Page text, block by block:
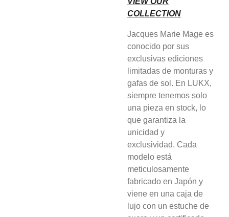
COLLECTION
Jacques Marie Mage es
conocido por sus
exclusivas ediciones
limitadas de monturas y
gafas de sol. En LUKX,
siempre tenemos solo
una pieza en stock, lo
que garantiza la
unicidad y
exclusividad. Cada
modelo está
meticulosamente
fabricado en Japón y
viene en una caja de
lujo con un estuche de